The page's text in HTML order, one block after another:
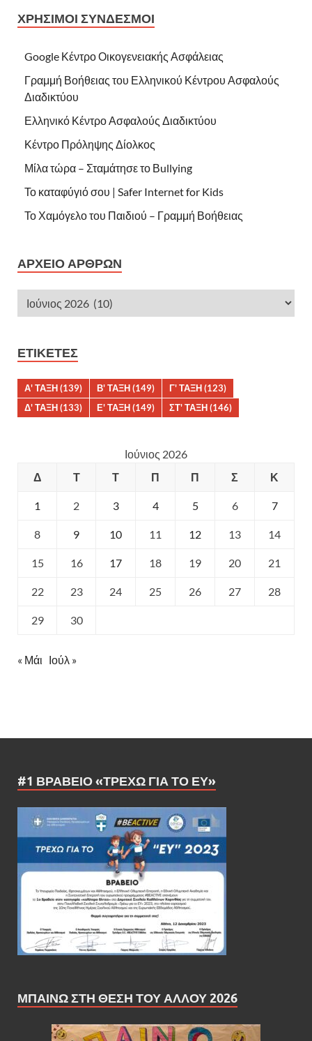
ΧΡΉΣΙΜΟΙ ΣΎΝΔΕΣΜΟΙ
Google Κέντρο Οικογενειακής Ασφάλειας
Γραμμή Βοήθειας του Ελληνικού Κέντρου Ασφαλούς
Διαδικτύου
Ελληνικό Κέντρο Ασφαλούς Διαδικτύου
Κέντρο Πρόληψης Δίολκος
Μίλα τώρα – Σταμάτησε το Βullying
Το καταφύγιό σου | Safer Internet for Kids
Το Χαμόγελο του Παιδιού – Γραμμή Βοήθειας
ΑΡΧΕΊΟ ΆΡΘΡΩΝ
ΕΤΙΚΈΤΕΣ
Α' ΤΑΞΗ(139) Β' ΤΑΞΗ(149) Γ' ΤΑΞΗ(123)
Δ' ΤΑΞΗ(133) Ε' ΤΑΞΗ(149) ΣΤ' ΤΑΞΗ(146)
Ιούνιος 2026
Δ
Τ Τ Π Π Σ Κ
1 2 3 4 5 6 7
8 9 10 11 12 13 14
15 16 17 18 19 20 21
22 23 24 25 26 27 28
29 30
« Μάι Ιούλ »
#1 ΒΡΑΒΕΊΟ «ΤΡΈΧΩ ΓΙΑ ΤΟ ΕΥ»
ΜΠΑΊΝΩ ΣΤΗ ΘΈΣΗ ΤΟΥ ΆΛΛΟΥ 2026